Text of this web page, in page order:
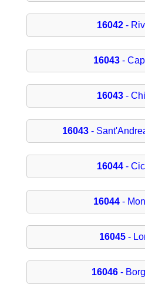
16042-
16043 -
16043-
16043 -
16044-
16044 -
16045-
16046-